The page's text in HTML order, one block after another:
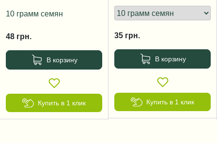
10 грамм семян
48 грн.
В корзину
Купить в 1 клик
35 грн.
В корзину
Купить в 1 клик